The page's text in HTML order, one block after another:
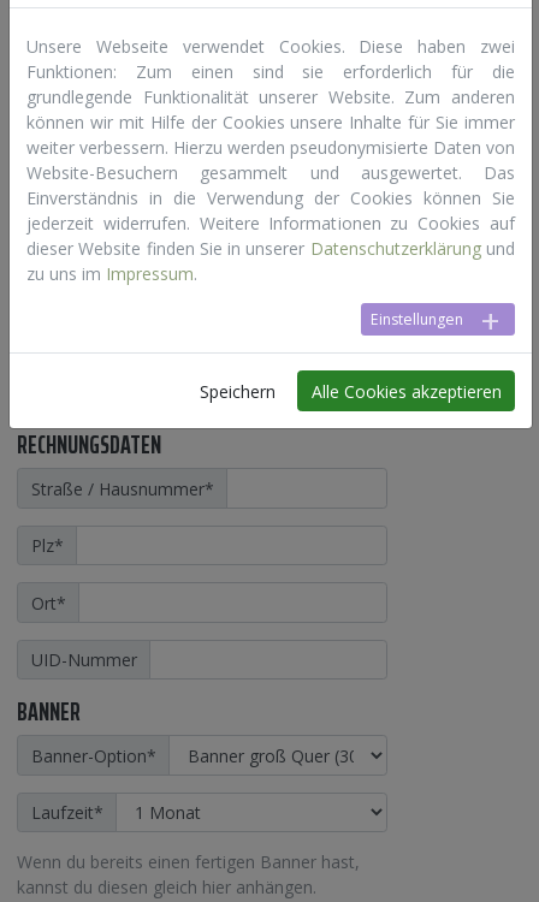
Bonus: Unser Programmierer Dominik kann dir
das Banner um einen kleinen Aufpreis von 50
Euro netto auch gleich aufbereiten (*).
Ihr könnt direkt hier ein Banner anmelden
oder bei Dominik bestellen.
UNTERNEHMENSDATEN
Name des Unternehmens*
Kontaktperson
RECHNUNGSDATEN
Straße / Hausnummer*
Plz*
Ort*
UID-Nummer
BANNER
Banner-Option*
Laufzeit*
Wenn du bereits einen fertigen Banner hast,
kannst du diesen gleich hier anhängen.
Unsere Webseite verwendet Cookies. Diese haben zwei
Funktionen: Zum einen sind sie erforderlich für die
grundlegende Funktionalität unserer Website. Zum anderen
können wir mit Hilfe der Cookies unsere Inhalte für Sie immer
weiter verbessern. Hierzu werden pseudonymisierte Daten von
Website-Besuchern gesammelt und ausgewertet. Das
Einverständnis in die Verwendung der Cookies können Sie
jederzeit widerrufen. Weitere Informationen zu Cookies auf
dieser Website finden Sie in unserer Datenschutzerklärungund
zu uns im Impressum.
Einstellungen
Speichern Alle Cookies akzeptieren